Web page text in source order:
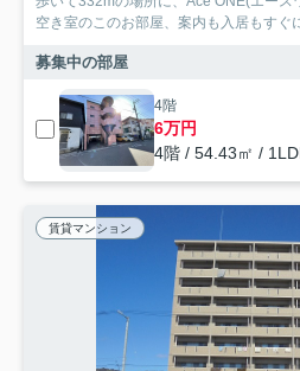
空き室のこのお部屋、案内も入居もすぐ
募集中の部屋
4階
6万円
4階 / 54.43㎡ /
賃貸マンション